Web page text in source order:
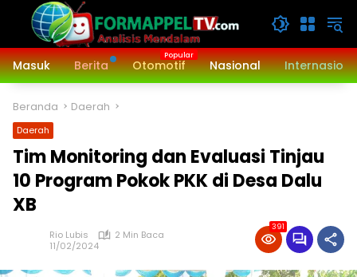
Langsung
konten
Masuk
Berita Otomotif Nasional
Beranda Daerah
Daerah
Tim Monitoring dan Evaluasi Tinjau
10 Program Pokok PKK di Desa Dalu
XB
Rio Lubis
2 Min Baca
11/02/2024
391